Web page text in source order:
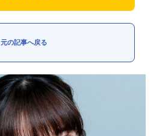
元の記事へ戻る